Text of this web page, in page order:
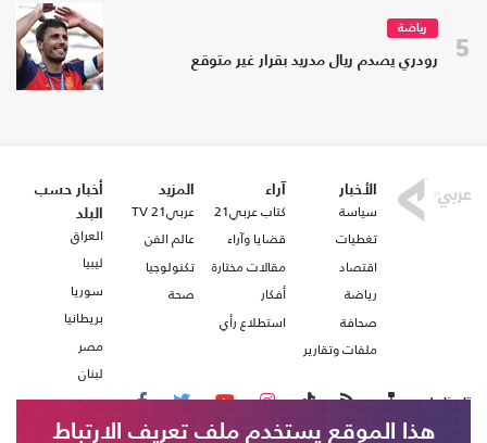
5
رياضة
رودري يصدم ريال مدريد بقرار غير متوقع
الأخبار
سياسة
تغطيات
اقتصاد
رياضة
صحافة
ملفات وتقارير
آراء
كتاب عربي21
قضايا وآراء
مقالات مختارة
أفكار
استطلاع رأي
المزيد
عربي21 TV
عالم الفن
تكنولوجيا
صحة
أخبار حسب
البلد
العراق
ليبيا
سوريا
بريطانيا
مصر
لبنان
تابعنا على
هذا الموقع يستخدم ملف تعريف الارتباط